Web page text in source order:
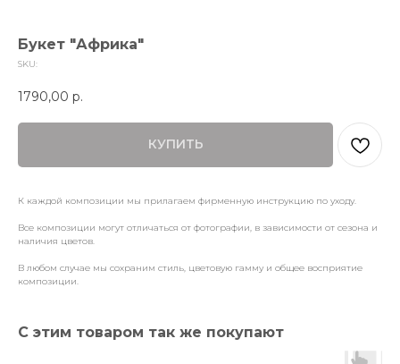
Букет "Африка"
SKU:
1790,00 р.
КУПИТЬ
К каждой композиции мы прилагаем фирменную инструкцию по уходу.
Все композиции могут отличаться от фотографии, в зависимости от сезона и
наличия цветов.
В любом случае мы сохраним стиль, цветовую гамму и общее восприятие
композиции.
С этим товаром так же покупают